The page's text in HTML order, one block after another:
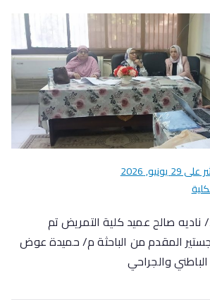
على29 يونيو, 2026
ناديه صالح عميد كلية التمريض تم
المقدم من الباحثة م/ حميدة عوض
والجراحي